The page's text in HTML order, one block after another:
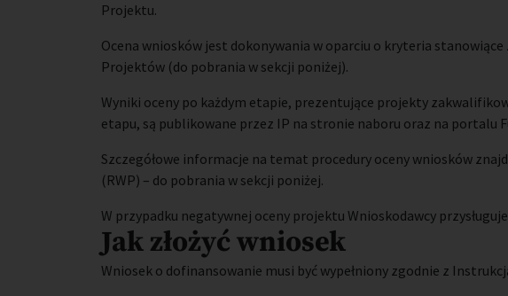
Projektu.
Ocena wniosków jest dokonywania w oparciu o kryteria stanowiące
Projektów (do pobrania w sekcji poniżej).
Wyniki oceny po każdym etapie, prezentujące projekty
etapu, są publikowane przez IP na stronie naboru oraz na portalu
Szczegółowe informacje na temat procedury oceny wniosków
(RWP) – do pobrania w sekcji poniżej.
W przypadku negatywnej oceny projektu Wnioskodawcy
Jak złożyć wniosek
Wniosek o dofinansowanie musi być wypełniony zgodnie z